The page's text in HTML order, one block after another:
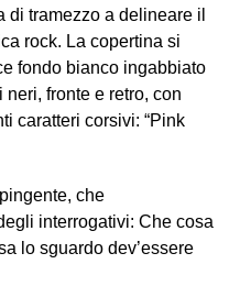
di tramezzo a delineare il
rock. La copertina si
fondo bianco ingabbiato
fronte e retro, con
caratteri corsivi: “Pink
che
interrogativi: Che cosa
lo sguardo dev’essere